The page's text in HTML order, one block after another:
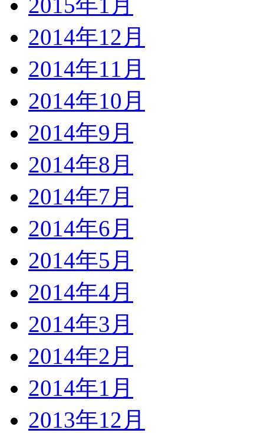
2014年12月
2014年11月
2014年10月
2014年9月
2014年8月
2014年7月
2014年6月
2014年5月
2014年4月
2014年3月
2014年2月
2014年1月
2013年12月